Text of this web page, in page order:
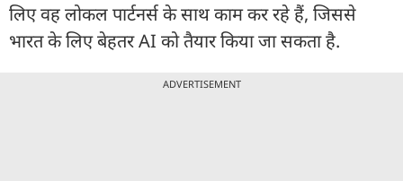
लिए वह लोकल पार्टनर्स के साथ काम कर रहे हैं, जिससे
भारत के लिए बेहतर AI को तैयार किया जा सकता है.
ADVERTISEMENT